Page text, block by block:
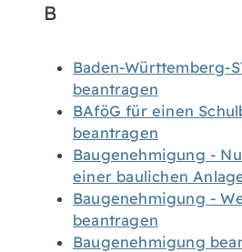
B
Baden-Württemberg-
beantragen
BAföG für einen
beantragen
Baugenehmigung -
einer baulichen
Baugenehmigung -
beantragen
Baugenehmigung